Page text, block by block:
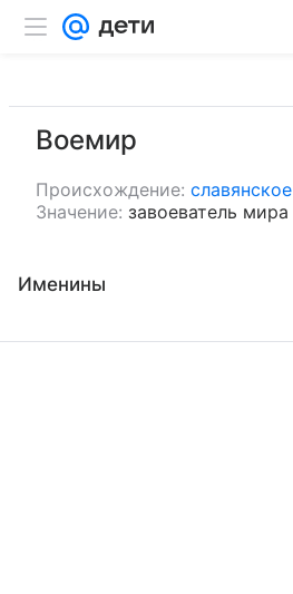
Воемир
Происхождение: славянское
Значение: завоеватель мира
Именины